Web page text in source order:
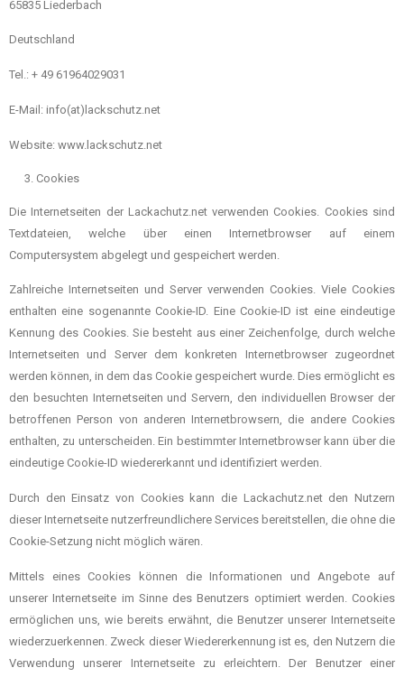
65835 Liederbach
Deutschland
Tel.: + 49 61964029031
E-Mail: info(at)lackschutz.net
Website: www.lackschutz.net
Cookies
Die Internetseiten der Lackachutz.net verwenden Cookies. Cookies sind
Textdateien, welche über einen Internetbrowser auf einem
Computersystem abgelegt und gespeichert werden.
Zahlreiche Internetseiten und Server verwenden Cookies. Viele Cookies
enthalten eine sogenannte Cookie-ID. Eine Cookie-ID ist eine eindeutige
Kennung des Cookies. Sie besteht aus einer Zeichenfolge, durch welche
Internetseiten und Server dem konkreten Internetbrowser zugeordnet
werden können, in dem das Cookie gespeichert wurde. Dies ermöglicht es
den besuchten Internetseiten und Servern, den individuellen Browser der
betroffenen Person von anderen Internetbrowsern, die andere Cookies
enthalten, zu unterscheiden. Ein bestimmter Internetbrowser kann über die
eindeutige Cookie-ID wiedererkannt und identifiziert werden.
Durch den Einsatz von Cookies kann die Lackachutz.net den Nutzern
dieser Internetseite nutzerfreundlichere Services bereitstellen, die ohne die
Cookie-Setzung nicht möglich wären.
Mittels eines Cookies können die Informationen und Angebote auf
unserer Internetseite im Sinne des Benutzers optimiert werden. Cookies
ermöglichen uns, wie bereits erwähnt, die Benutzer unserer Internetseite
wiederzuerkennen. Zweck dieser Wiedererkennung ist es, den Nutzern die
Verwendung unserer Internetseite zu erleichtern. Der Benutzer einer